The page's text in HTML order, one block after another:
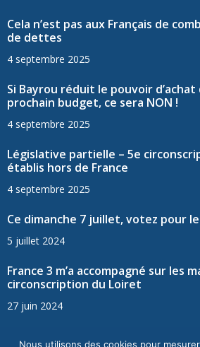
Cela n’est pas aux Français de
de dettes
4 septembre 2025
Si Bayrou réduit le pouvoir
prochain budget, ce sera NON !
4 septembre 2025
Législative partielle – 5e
établis hors de France
4 septembre 2025
Ce dimanche 7 juillet, votez pour
5 juillet 2024
France 3 m’a accompagné sur les
circonscription du Loiret
27 juin 2024
Nous utilisons des cookies pour